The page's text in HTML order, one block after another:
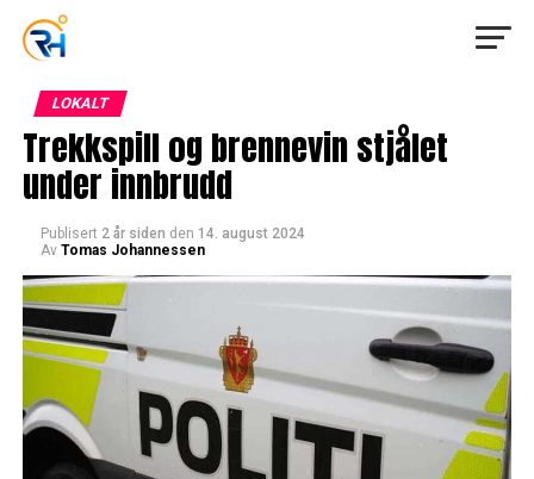
LOKALT
Trekkspill og brennevin stjålet
under innbrudd
Publisert 2 år siden den 14. august 2024
Av Tomas Johannessen